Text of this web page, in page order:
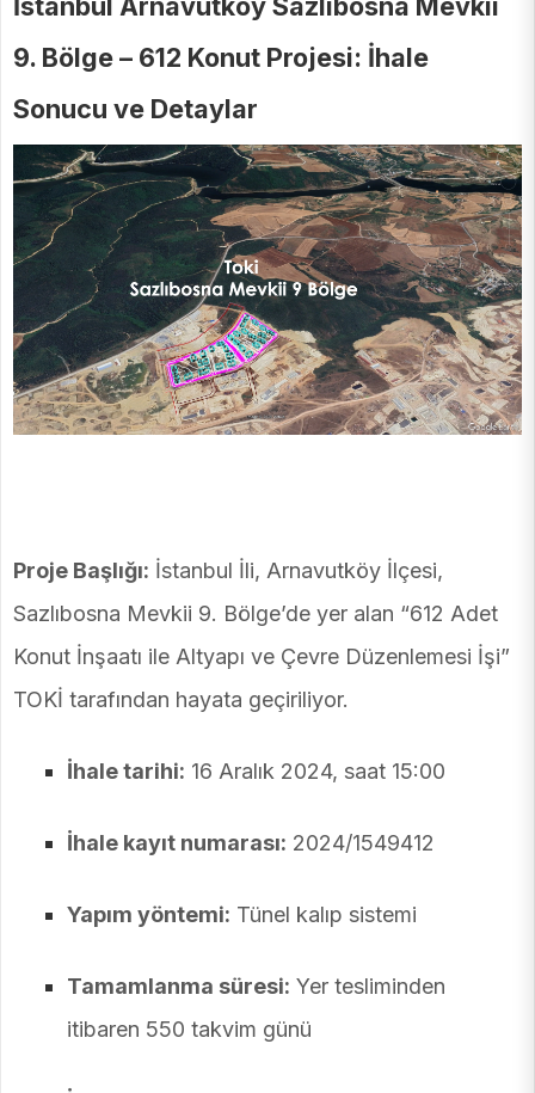
İstanbul Arnavutköy Sazlıbosna Mevkii
9. Bölge – 612 Konut Projesi: İhale
Sonucu ve Detaylar
Proje Başlığı: İstanbul İli, Arnavutköy İlçesi,
Sazlıbosna Mevkii 9. Bölge’de yer alan “612 Adet
Konut İnşaatı ile Altyapı ve Çevre Düzenlemesi İşi”
TOKİ tarafından hayata geçiriliyor.
İhale tarihi: 16 Aralık 2024, saat 15:00
İhale kayıt numarası: 2024/1549412
Yapım yöntemi: Tünel kalıp sistemi
Tamamlanma süresi: Yer tesliminden
itibaren 550 takvim günü